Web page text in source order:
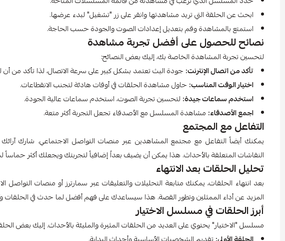
ابحث عن الحلقة التي تريد مشاهدتها وانقر على زر "تشغيل" لبدء عرضها.
استمتع بالمشاهدة وقم بتعديل إعدادات الصوت والجودة حسب الحاجة.
نصائح للحصول على أفضل تجربة مشاهدة
لتحسين تجربة المشاهدة الخاصة بك، إليك بعض النصائح:
تأكد من اتصال الإنترنت: جودة البث تعتمد بشكل كبير على سرعة الاتصال، لذا تأكد من أن
اختيار الوقت المناسب: حاول مشاهدة الحلقات في أوقات هادئة لتجنب الانقطاعات.
استخدم سماعات جيدة: لتحسين تجربة الصوت، استخدم سماعات عالية الجودة.
اجمع الأصدقاء: مشاهدة المسلسل مع الأصدقاء تجعل التجربة أكثر متعة.
التفاعل مع المجتمع
يمكنك أيضاً التفاعل مع مجتمع المشاهدين عبر منصات التواصل الاجتماعي. شارك
النقاشات المتعلقة بالأحداث. هذا يمكن أن يضيف بعداً إضافياً لتجربتك ويجعلك أكثر حماساً
تحليل الحلقات بعد الانتهاء
بعد انتهاء الحلقات، يمكنك متابعة التحليلات والتعليقات عبر سمارترز أو منصات
المزيد عن أداء الممثلين وتطور القصة. هذا سيساعدك على فهم أفضل لما حدث في الحلقات
أبرز الحلقات في مسلسل الاختيار
مسلسل "الاختيار" يحتوي على العديد من الحلقات المثيرة والمليئة بالأحداث. إليك بعض